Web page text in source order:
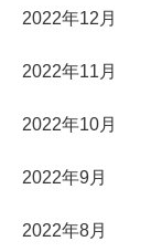
2022年12月
2022年11月
2022年10月
2022年9月
2022年8月